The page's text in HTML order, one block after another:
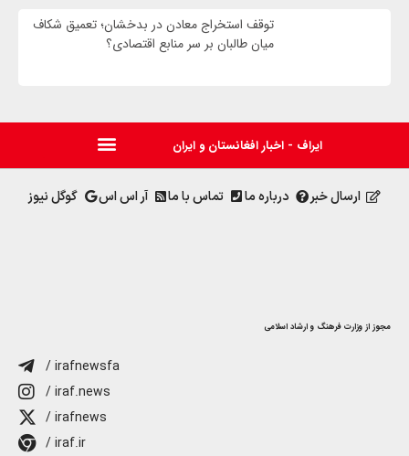
توقف استخراج معادن در بدخشان؛ تعمیق شکاف
میان طالبان بر سر منابع اقتصادی؟
ایراف - اخبار افغانستان و ایران
ارسال خبر درباره ما تماس با ما آر اس اس گوگل نیوز
مجوز از وزارت فرهنگ و ارشاد اسلامی
/ irafnewsfa
/ iraf.news
/ irafnews
/ iraf.ir